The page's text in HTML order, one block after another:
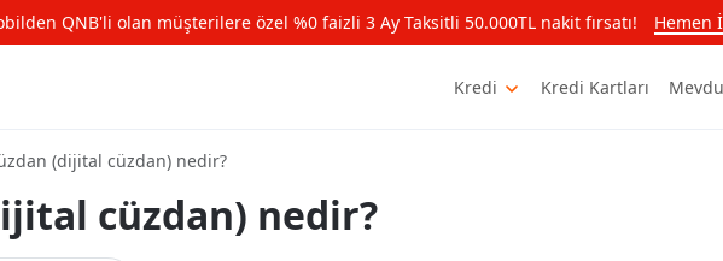
QNB'li olan müşterilere özel %0 faizli 3 Ay Taksitli 50.000TL nakit fırsatı! Hemen
Kredi Kredi Kartları
(dijital cüzdan) nedir?
cüzdan) nedir?